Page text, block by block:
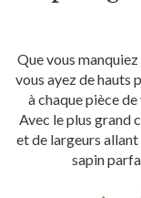
Que vous manquiez
vous ayez de hauts
à chaque pièce
Avec le plus grand
et de largeurs
sapin